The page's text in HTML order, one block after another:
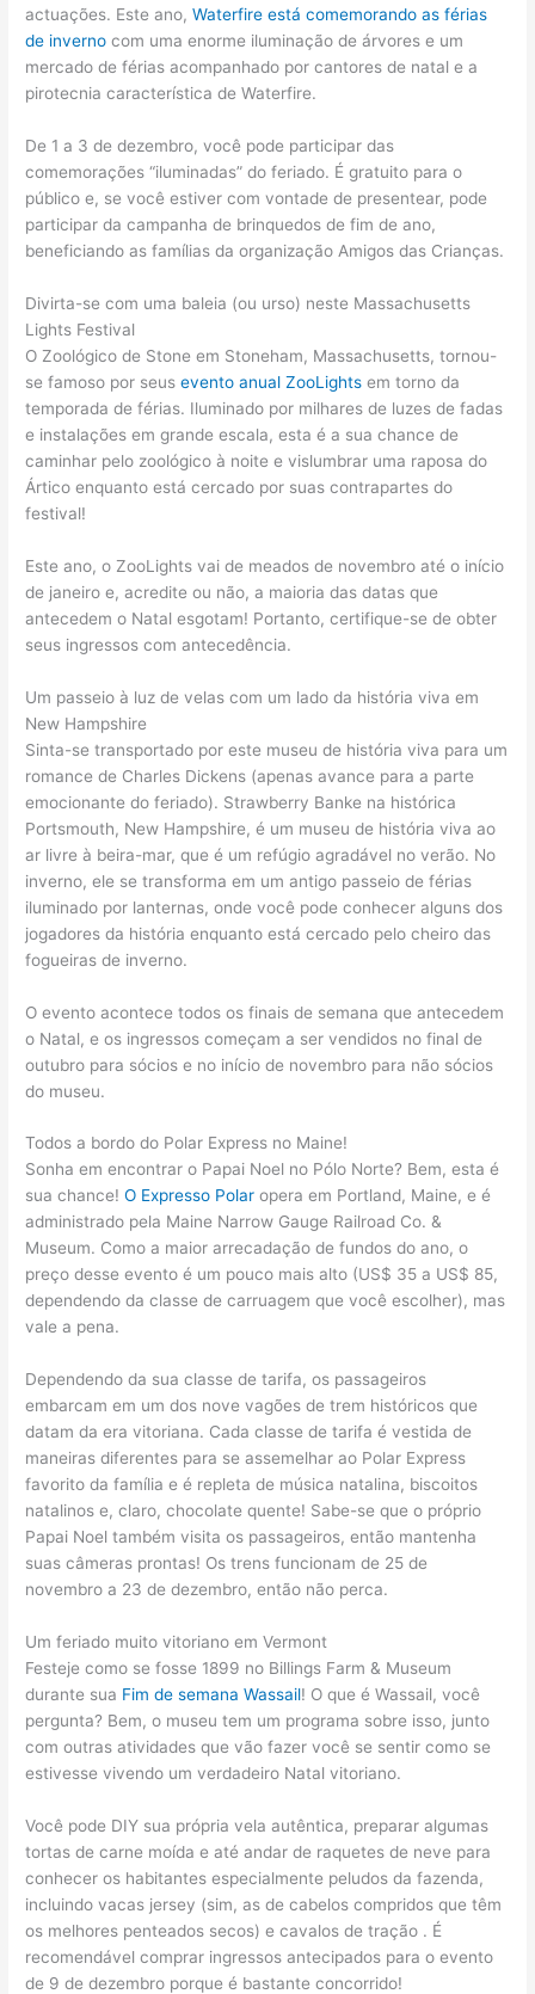
actuações. Este ano,Waterfire está comemorando as férias
de inverno com uma enorme iluminação de árvores e um
mercado de férias acompanhado por cantores de natal e a
pirotecnia característica de Waterfire.
De 1 a 3 de dezembro, você pode participar das
comemorações “iluminadas” do feriado. É gratuito para o
público e, se você estiver com vontade de presentear, pode
participar da campanha de brinquedos de fim de ano,
beneficiando as famílias da organização Amigos das Crianças.
Divirta-se com uma baleia (ou urso) neste Massachusetts
Lights Festival
O Zoológico de Stone em Stoneham, Massachusetts, tornou-
se famoso por seusevento anual ZooLightsem torno da
temporada de férias. Iluminado por milhares de luzes de fadas
e instalações em grande escala, esta é a sua chance de
caminhar pelo zoológico à noite e vislumbrar uma raposa do
Ártico enquanto está cercado por suas contrapartes do
festival!
Este ano, o ZooLights vai de meados de novembro até o início
de janeiro e, acredite ou não, a maioria das datas que
antecedem o Natal esgotam! Portanto, certifique-se de obter
seus ingressos com antecedência.
Um passeio à luz de velas com um lado da história viva em
New Hampshire
Sinta-se transportado por este museu de história viva para um
romance de Charles Dickens (apenas avance para a parte
emocionante do feriado). Strawberry Banke na histórica
Portsmouth, New Hampshire, é um museu de história viva ao
ar livre à beira-mar, que é um refúgio agradável no verão. No
inverno, ele se transforma em um antigo passeio de férias
iluminado por lanternas, onde você pode conhecer alguns dos
jogadores da história enquanto está cercado pelo cheiro das
fogueiras de inverno.
O evento acontece todos os finais de semana que antecedem
o Natal, e os ingressos começam a ser vendidos no final de
outubro para sócios e no início de novembro para não sócios
do museu.
Todos a bordo do Polar Express no Maine!
Sonha em encontrar o Papai Noel no Pólo Norte? Bem, esta é
sua chance!O Expresso Polaropera em Portland, Maine, e é
administrado pela Maine Narrow Gauge Railroad Co. &
Museum. Como a maior arrecadação de fundos do ano, o
preço desse evento é um pouco mais alto (US$ 35 a US$ 85,
dependendo da classe de carruagem que você escolher), mas
vale a pena.
Dependendo da sua classe de tarifa, os passageiros
embarcam em um dos nove vagões de trem históricos que
datam da era vitoriana. Cada classe de tarifa é vestida de
maneiras diferentes para se assemelhar ao Polar Express
favorito da família e é repleta de música natalina, biscoitos
natalinos e, claro, chocolate quente! Sabe-se que o próprio
Papai Noel também visita os passageiros, então mantenha
suas câmeras prontas! Os trens funcionam de 25 de
novembro a 23 de dezembro, então não perca.
Um feriado muito vitoriano em Vermont
Festeje como se fosse 1899 no Billings Farm & Museum
durante sua Fim de semana Wassail! O que é Wassail, você
pergunta? Bem, o museu tem um programa sobre isso, junto
com outras atividades que vão fazer você se sentir como se
estivesse vivendo um verdadeiro Natal vitoriano.
Você pode DIY sua própria vela autêntica, preparar algumas
tortas de carne moída e até andar de raquetes de neve para
conhecer os habitantes especialmente peludos da fazenda,
incluindo vacas jersey (sim, as de cabelos compridos que têm
os melhores penteados secos) e cavalos de tração . É
recomendável comprar ingressos antecipados para o evento
de 9 de dezembro porque é bastante concorrido!